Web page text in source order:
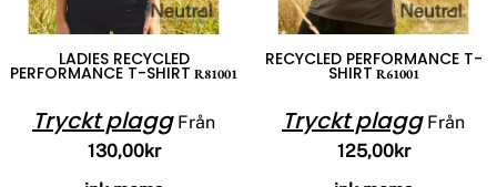
LADIES RECYCLED
PERFORMANCE T-SHIRT R81001
Tryckt plaggFrån
130,00kr
RECYCLED PERFORMANCE T-
SHIRT R61001
Tryckt plaggFrån
125,00kr